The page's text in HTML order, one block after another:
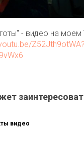
- видео на моем
Z52Jth9otWA?
видео